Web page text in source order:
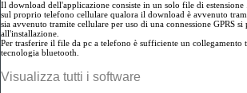
Il download dell'applicazione consiste in un solo file di estensione
sul proprio telefono cellulare qualora il download è avvenuto
sia avvenuto tramite cellulare per uso di una connessione GPRS
all'installazione.
Per trasferire il file da pc a telefono è sufficiente un collegamento
tecnologia bluetooth.
Visualizza tutti i software